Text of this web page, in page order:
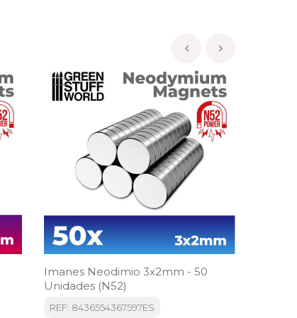
-15%
Imanes Neodimio 3x2mm - 50
Unidades (N52)
REF: 8436554367597ES
‹ ›